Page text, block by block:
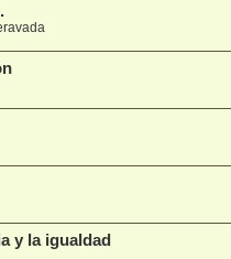
y la igualdad